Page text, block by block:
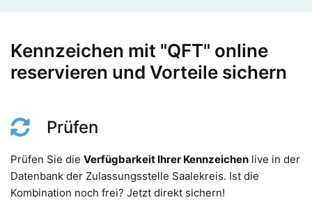
Kennzeichen mit "QFT" online
reservieren und Vorteile sichern
Prüfen
Prüfen Sie die Verfügbarkeit Ihrer Kennzeichen live in der
Datenbank der Zulassungsstelle Saalekreis. Ist die
Kombination noch frei? Jetzt direkt sichern!